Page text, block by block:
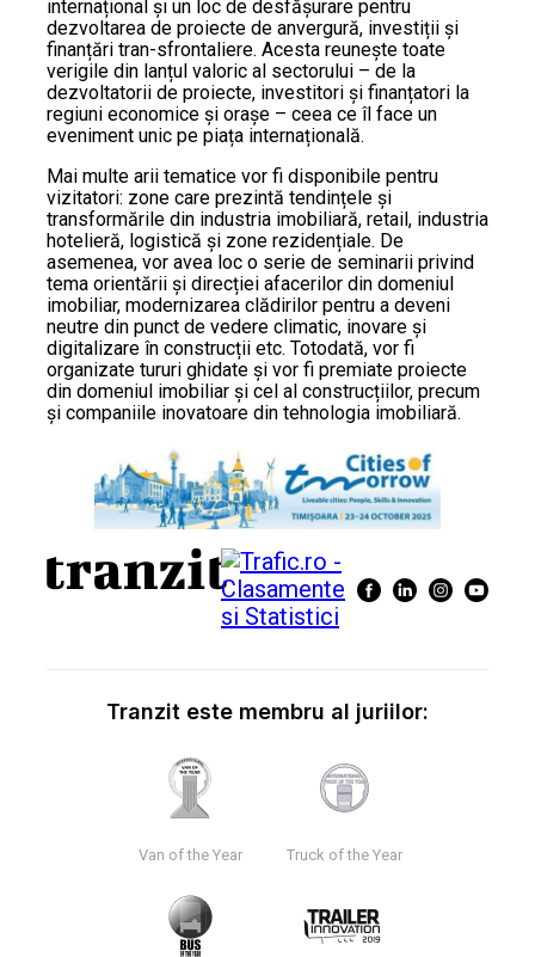
internațional și un loc de desfășurare pentru
dezvoltarea de proiecte de anvergură, investiții și
finanțări tran-sfrontaliere. Acesta reunește toate
verigile din lanțul valoric al sectorului – de la
dezvoltatorii de proiecte, investitori și finanțatori la
regiuni economice și orașe – ceea ce îl face un
eveniment unic pe piața internațională.
Mai multe arii tematice vor fi disponibile pentru
vizitatori: zone care prezintă tendințele și
transformările din industria imobiliară, retail, industria
hotelieră, logistică și zone rezidențiale. De
asemenea, vor avea loc o serie de seminarii privind
tema orientării și direcției afacerilor din domeniul
imobiliar, modernizarea clădirilor pentru a deveni
neutre din punct de vedere climatic, inovare și
digitalizare în construcții etc. Totodată, vor fi
organizate tururi ghidate și vor fi premiate proiecte
din domeniul imobiliar și cel al construcțiilor, precum
și companiile inovatoare din tehnologia imobiliară.
Tranzit este membru al juriilor:
Van of the Year Truck of the Year